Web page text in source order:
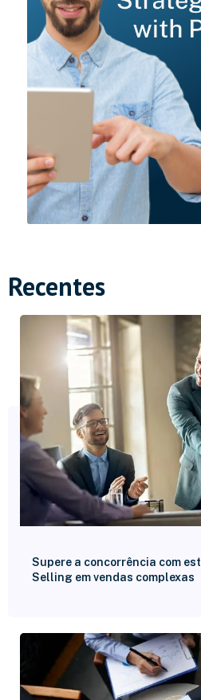
Recentes
Supere a concorrência com
Selling em vendas complexas